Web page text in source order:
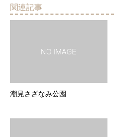
関連記事
潮見さざなみ公園